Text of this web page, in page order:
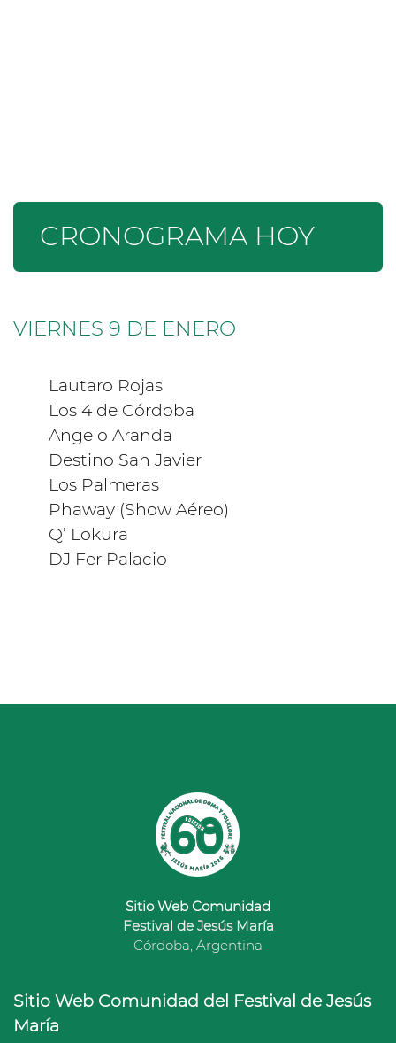
CRONOGRAMA HOY
VIERNES 9 DE ENERO
Lautaro Rojas
Los 4 de Córdoba
Angelo Aranda
Destino San Javier
Los Palmeras
Phaway (Show Aéreo)
Q’ Lokura
DJ Fer Palacio
Sitio Web Comunidad
Festival de Jesús María
Córdoba, Argentina
Sitio Web Comunidad del Festival de Jesús
María